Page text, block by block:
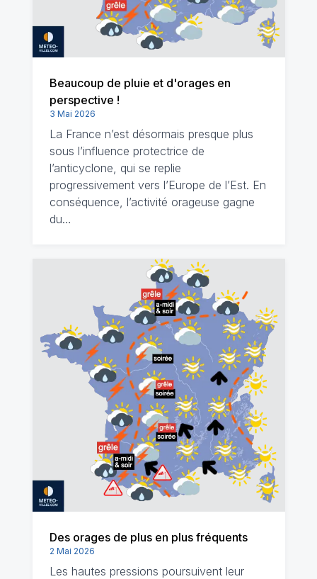
Beaucoup de pluie et d'orages en
perspective !
3 Mai 2026
La France n’est désormais presque plus
sous l’influence protectrice de
l’anticyclone, qui se replie
progressivement vers l’Europe de l’Est. En
conséquence, l’activité orageuse gagne
du…
Des orages de plus en plus fréquents
2 Mai 2026
Les hautes pressions poursuivent leur